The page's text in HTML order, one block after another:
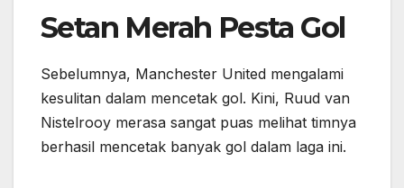
Setan Merah Pesta Gol
Sebelumnya, Manchester United mengalami
kesulitan dalam mencetak gol. Kini, Ruud van
Nistelrooy merasa sangat puas melihat timnya
berhasil mencetak banyak gol dalam laga ini.